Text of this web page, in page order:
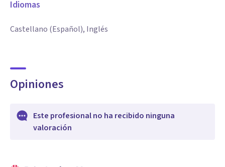
Idiomas
Castellano (Español), Inglés
Opiniones
Este profesional no ha recibido ninguna
valoración